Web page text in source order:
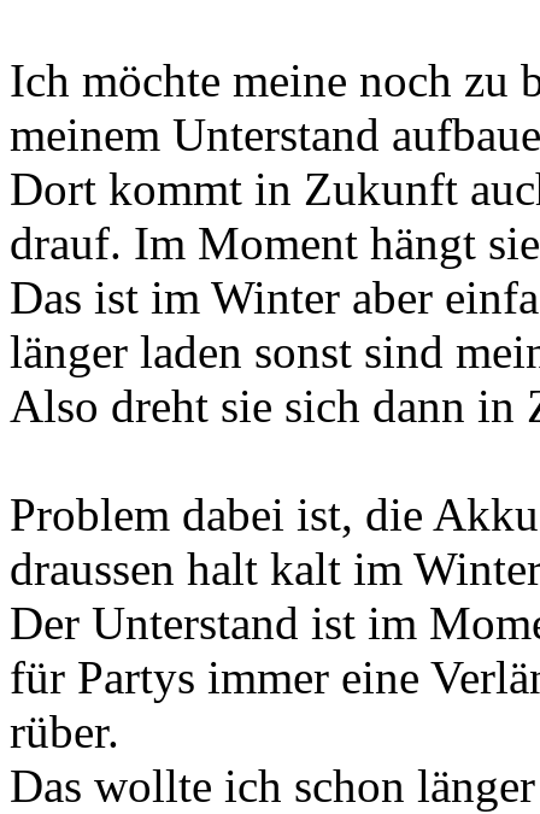
Ich möchte meine noch zu
meinem Unterstand
Dort kommt in Zukunft
drauf. Im Moment hängt
Das ist im Winter aber
länger laden sonst sind
Also dreht sie sich dann
Problem dabei ist, die
draussen halt kalt im
Der Unterstand ist im
für Partys immer eine
rüber.
Das wollte ich schon